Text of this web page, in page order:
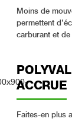
Moins de
permettent
carburant et de
ACCRUE
Faites-en plus